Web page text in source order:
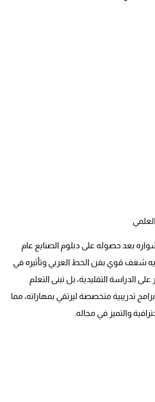
بعد حصوله على دبلوم الصنايع عام
لديه شغف قوي بفن الخط العربي وتأثيره في
الدراسة التقليدية، بل تبنى التعلم
تدريبية متخصصة ليرتقي بمهاراته، مما
والتميز في مجاله.